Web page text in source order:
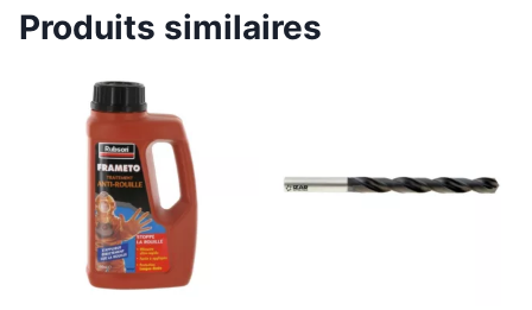
Produits similaires